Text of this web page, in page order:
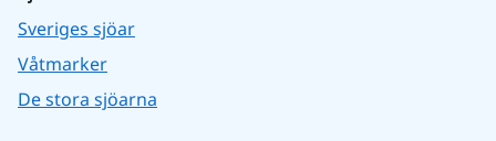
Sveriges sjöar
Våtmarker
De stora sjöarna